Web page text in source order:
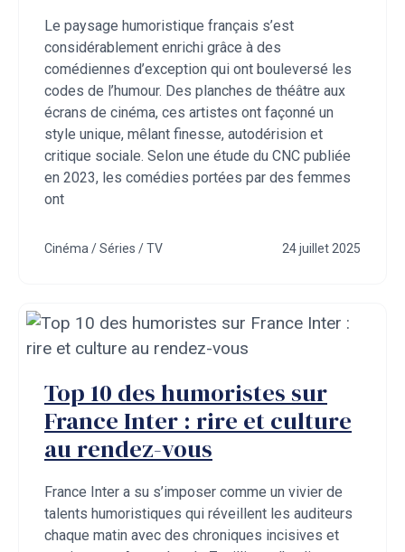
Le paysage humoristique français s’est
considérablement enrichi grâce à des
comédiennes d’exception qui ont bouleversé les
codes de l’humour. Des planches de théâtre aux
écrans de cinéma, ces artistes ont façonné un
style unique, mêlant finesse, autodérision et
critique sociale. Selon une étude du CNC publiée
en 2023, les comédies portées par des femmes
ont
Cinéma / Séries / TV 24 juillet 2025
Top 10 des humoristes sur
France Inter : rire et culture
au rendez-vous
France Inter a su s’imposer comme un vivier de
talents humoristiques qui réveillent les auditeurs
chaque matin avec des chroniques incisives et